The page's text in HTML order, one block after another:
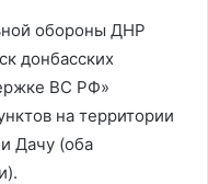
обороны ДНР
донбасских
ВС РФ»
на территории
Дачу (оба